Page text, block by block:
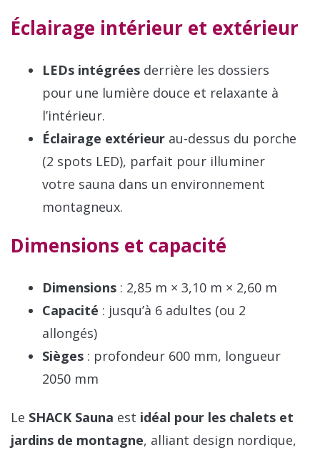
Éclairage intérieur et extérieur
LEDs intégrées derrière les dossiers
pour une lumière douce et relaxante à
l’intérieur.
Éclairage extérieur au-dessus du porche
(2 spots LED), parfait pour illuminer
votre sauna dans un environnement
montagneux.
Dimensions et capacité
Dimensions : 2,85 m × 3,10 m × 2,60 m
Capacité : jusqu’à 6 adultes (ou 2
allongés)
Sièges : profondeur 600 mm, longueur
2050 mm
Le SHACK Sauna est idéal pour les chalets et
jardins de montagne, alliant design nordique,